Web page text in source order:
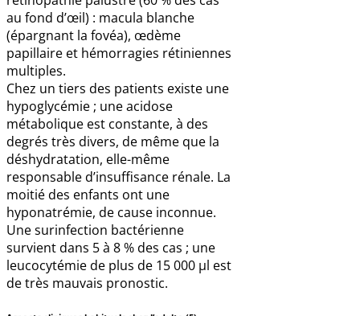
au fond d’œil) : macula blanche
(épargnant la fovéa), œdème
papillaire et hémorragies rétiniennes
multiples.
Chez un tiers des patients existe une
hypoglycémie ; une acidose
métabolique est constante, à des
degrés très divers, de même que la
déshydratation, elle-même
responsable d’insuffisance rénale. La
moitié des enfants ont une
hyponatrémie, de cause inconnue.
Une surinfection bactérienne
survient dans 5 à 8 % des cas ; une
leucocytémie de plus de 15 000 µl est
de très mauvais pronostic.